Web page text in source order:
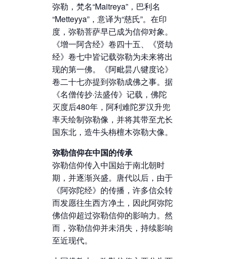
弥勒，梵名“Maitreya”，巴利名
“Metteyya”，意译为“慈氏”。在印
度，弥勒菩萨早已成为信仰对象。
《增一阿含经》卷四十五、《贤劫
经》卷七中皆记载弥勒为未来将出
现的第一佛。《阿毗昙八犍度论》
卷二十七亦提到弥勒成佛之事。据
《名僧传抄·法盛传》记载，佛陀
灭度后480年，阿利难陀罗汉升兜
率天绘制弥勒像，并将其带至尤长
国东北，造牛头栴檀木弥勒大像。
弥勒信仰在中国的传承
弥勒信仰传入中国始于南北朝时
期，并逐渐兴盛。唐代以后，由于
《阿弥陀经》的传播，许多信众转
而发愿往生西方净土，因此阿弥陀
佛信仰超过弥勒信仰的影响力。然
而，弥勒信仰并未消失，持续影响
至近现代。